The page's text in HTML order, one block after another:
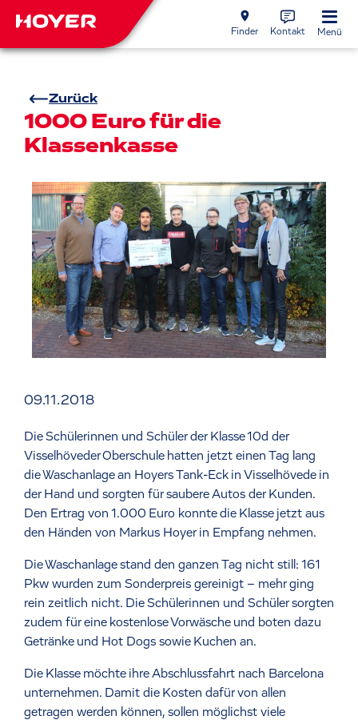
Finder Kontakt Menü
Zurück
1000 Euro für die
Klassenkasse
09.11.2018
Die Schülerinnen und Schüler der Klasse 10d der
Visselhöveder Oberschule hatten jetzt einen Tag lang
die Waschanlage an Hoyers Tank-Eck in Visselhövede in
der Hand und sorgten für saubere Autos der Kunden.
Den Ertrag von 1.000 Euro konnte die Klasse jetzt aus
den Händen von Markus Hoyer in Empfang nehmen.
Die Waschanlage stand den ganzen Tag nicht still: 161
Pkw wurden zum Sonderpreis gereinigt – mehr ging
rein zeitlich nicht. Die Schülerinnen und Schüler sorgten
zudem für eine kostenlose Vorwäsche und boten dazu
Getränke und Hot Dogs sowie Kuchen an.
Die Klasse möchte ihre Abschlussfahrt nach Barcelona
unternehmen. Damit die Kosten dafür von allen
getragen werden können, sollen möglichst viele